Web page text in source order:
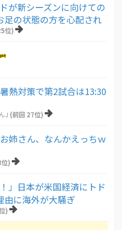
が新シーズンに向けての
の状態の方を心配され
位)
熱対策で第2試合は13:30
J (前回 27位)
姉さん、なんかえっちｗ
)
」日本が米国経済にトド
由に海外が大騒ぎ
)